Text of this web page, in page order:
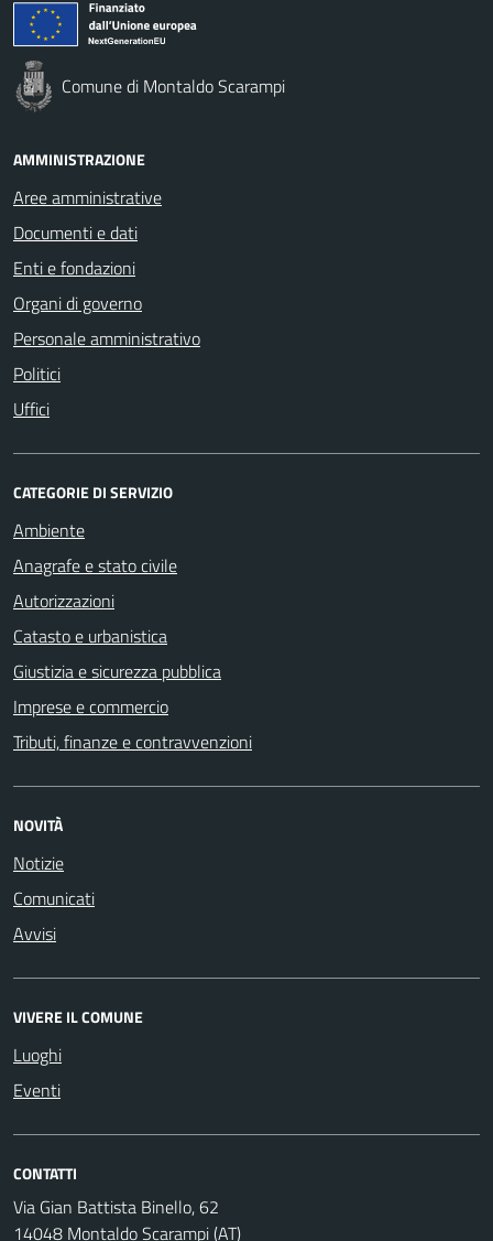
Comune di Montaldo Scarampi
AMMINISTRAZIONE
Aree amministrative
Documenti e dati
Enti e fondazioni
Organi di governo
Personale amministrativo
Politici
Uffici
CATEGORIE DI SERVIZIO
Ambiente
Anagrafe e stato civile
Autorizzazioni
Catasto e urbanistica
Giustizia e sicurezza pubblica
Imprese e commercio
Tributi, finanze e contravvenzioni
NOVITÀ
Notizie
Comunicati
Avvisi
VIVERE IL COMUNE
Luoghi
Eventi
CONTATTI
Via Gian Battista Binello, 62
14048 Montaldo Scarampi (AT)